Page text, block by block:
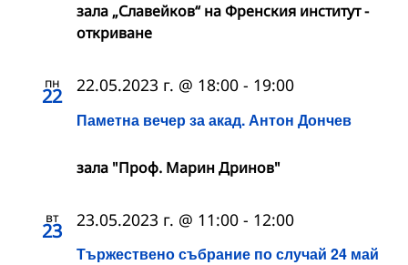
зала „Славейков“ на Френския институт -
откриване
пн
22
Паметна вечер за акад. Антон Дончев
22.05.2023 г. @ 18:00 - 19:00
зала "Проф. Марин Дринов"
вт
23
Тържествено събрание по случай 24 май
23.05.2023 г. @ 11:00 - 12:00